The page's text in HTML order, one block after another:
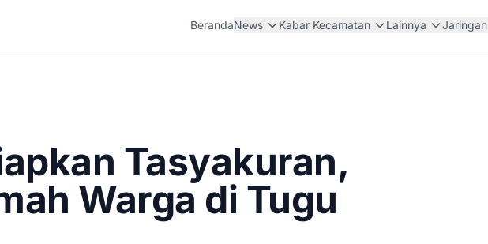
BerandaNews Kabar Kecamatan Lainnya Jaringan
Tasyakuran,
Warga di Tugu